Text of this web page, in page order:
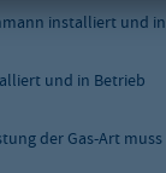
installiert und in
und in Betrieb
der Gas-Art muss